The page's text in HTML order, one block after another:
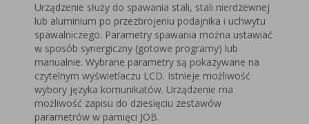
Urządzenie służy do spawania stali, stali nierdzewnej
lub aluminium po przezbrojeniu podajnika i uchwytu
spawalniczego. Parametry spawania można ustawiać
w sposób synergiczny (gotowe programy) lub
manualnie. Wybrane parametry są pokazywane na
czytelnym wyświetlaczu LCD. Istnieje możliwość
wybory języka komunikatów. Urządzenie ma
możliwość zapisu do dziesięciu zestawów
parametrów w pamięci JOB.